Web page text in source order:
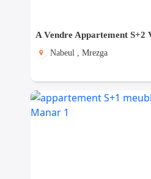
Nabeul , Mrezga